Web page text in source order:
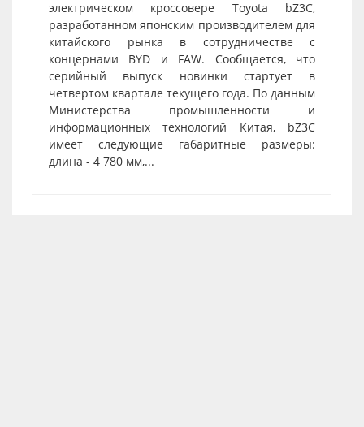
электрическом кроссовере Toyota bZ3C,
разработанном японским производителем для
китайского рынка в сотрудничестве с
концернами BYD и FAW. Сообщается, что
серийный выпуск новинки стартует в
четвертом квартале текущего года. По данным
Министерства промышленности и
информационных технологий Китая, bZ3C
имеет следующие габаритные размеры:
длина - 4 780 мм,...